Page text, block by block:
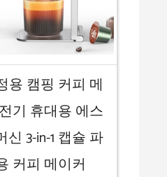
용 캠핑 커피 메
기 휴대용 에스
3-in-1 캡슐 파
커피 메이커